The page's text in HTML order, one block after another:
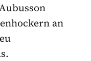
an